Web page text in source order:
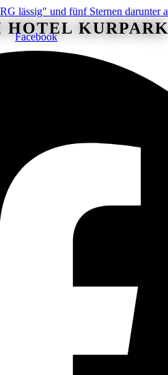
Facebook KURPARK